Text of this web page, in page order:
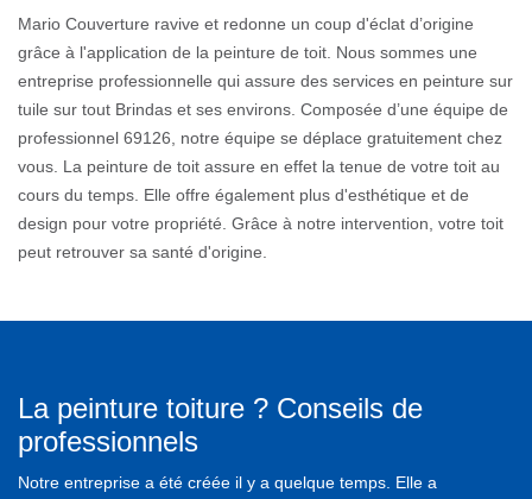
Mario Couverture ravive et redonne un coup d'éclat d’origine
grâce à l'application de la peinture de toit. Nous sommes une
entreprise professionnelle qui assure des services en peinture sur
tuile sur tout Brindas et ses environs. Composée d’une équipe de
professionnel 69126, notre équipe se déplace gratuitement chez
vous. La peinture de toit assure en effet la tenue de votre toit au
cours du temps. Elle offre également plus d'esthétique et de
design pour votre propriété. Grâce à notre intervention, votre toit
peut retrouver sa santé d'origine.
La peinture toiture ? Conseils de
professionnels
Notre entreprise a été créée il y a quelque temps. Elle a